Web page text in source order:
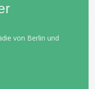
von Berlin und